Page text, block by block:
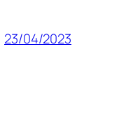
23/04/2023